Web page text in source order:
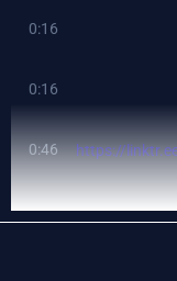
0:16
0:16
0:46